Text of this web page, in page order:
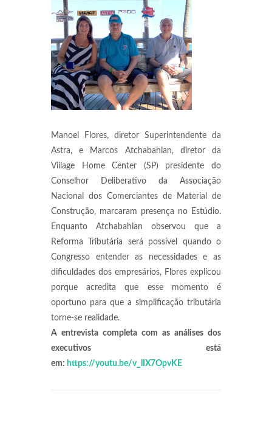
Manoel Flores, diretor Superintendente da
Astra, e Marcos Atchabahian, diretor da
Viilage Home Center (SP) presidente do
Conselhor Deliberativo da Associação
Nacional dos Comerciantes de Material de
Construção, marcaram presença no Estúdio.
Enquanto Atchabahian observou que a
Reforma Tributária será possível quando o
Congresso entender as necessidades e as
dificuldades dos empresários, Flores explicou
porque acredita que esse momento é
oportuno para que a simplificação tributária
torne-se realidade.
A entrevista completa com as análises dos
executivos está
em: https://youtu.be/v_lIX7OpvKE